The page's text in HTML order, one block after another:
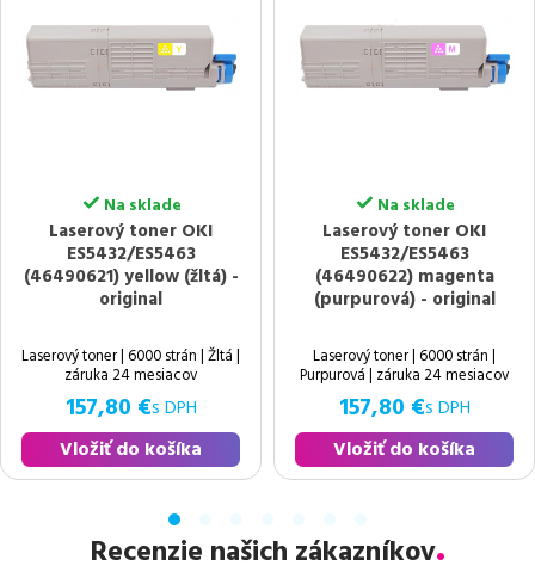
Na sklade
Laserový toner OKI
ES5432/ES5463
(46490621) yellow (žltá) -
original
Laserový toner | 6000 strán | Žltá |
záruka 24 mesiacov
157,80 €s DPH
Vložiť do košíka
Na sklade
Laserový toner OKI
ES5432/ES5463
(46490622) magenta
(purpurová) - original
Laserový toner | 6000 strán |
Purpurová | záruka 24 mesiacov
157,80 €s DPH
Vložiť do košíka
Recenzie našich zákazníkov